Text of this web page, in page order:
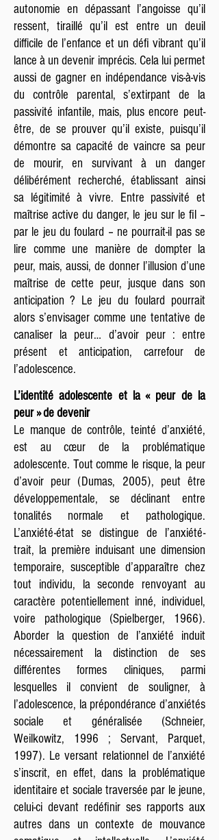
autonomie en dépassant l’angoisse qu’il
ressent, tiraillé qu’il est entre un deuil
difficile de l’enfance et un défi vibrant qu’il
lance à un devenir imprécis. Cela lui permet
aussi de gagner en indépendance vis-à-vis
du contrôle parental, s’extirpant de la
passivité infantile, mais, plus encore peut-
être, de se prouver qu’il existe, puisqu’il
démontre sa capacité de vaincre sa peur
de mourir, en survivant à un danger
délibérément recherché, établissant ainsi
sa légitimité à vivre. Entre passivité et
maîtrise active du danger, le jeu sur le fil –
par le jeu du foulard – ne pourrait-il pas se
lire comme une manière de dompter la
peur, mais, aussi, de donner l’illusion d’une
maîtrise de cette peur, jusque dans son
anticipation ? Le jeu du foulard pourrait
alors s’envisager comme une tentative de
canaliser la peur… d’avoir peur : entre
présent et anticipation, carrefour de
l’adolescence.
L’identité adolescente et la « peur de la
peur » de devenir
Le manque de contrôle, teinté d’anxiété,
est au cœur de la problématique
adolescente. Tout comme le risque, la peur
d’avoir peur (Dumas, 2005), peut être
développementale, se déclinant entre
tonalités normale et pathologique.
L’anxiété-état se distingue de l’anxiété-
trait, la première induisant une dimension
temporaire, susceptible d’apparaître chez
tout individu, la seconde renvoyant au
caractère potentiellement inné, individuel,
voire pathologique (Spielberger, 1966).
Aborder la question de l’anxiété induit
nécessairement la distinction de ses
différentes formes cliniques, parmi
lesquelles il convient de souligner, à
l’adolescence, la prépondérance d’anxiétés
sociale et généralisée (Schneier,
Weilkowitz, 1996 ; Servant, Parquet,
1997). Le versant relationnel de l’anxiété
s’inscrit, en effet, dans la problématique
identitaire et sociale traversée par le jeune,
celui-ci devant redéfinir ses rapports aux
autres dans un contexte de mouvance